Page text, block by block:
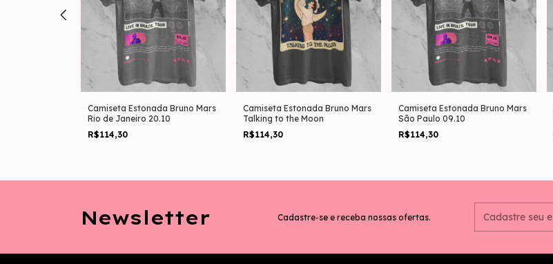
Camiseta Estonada Bruno Mars
Rio de Janeiro 20.10
R$114,30
Camiseta Estonada Bruno Mars
Talking to the Moon
R$114,30
Camiseta Estonada Bruno Mars
São Paulo 09.10
R$114,30
Newsletter Cadastre-se e receba nossas ofertas.